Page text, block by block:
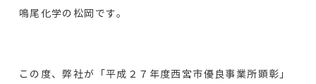
鳴尾化学の松岡です。
この度、弊社が「平成２７年度西宮市優良事業所顕彰」